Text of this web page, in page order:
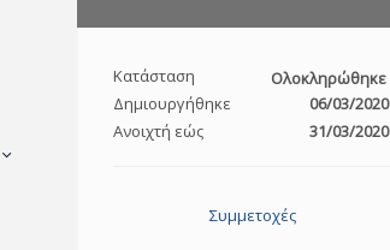
Κατάσταση
Ολοκληρώθηκε
Δημιουργήθηκε
06/03/2020
Ανοιχτή εώς
31/03/2020
Συμμετοχές